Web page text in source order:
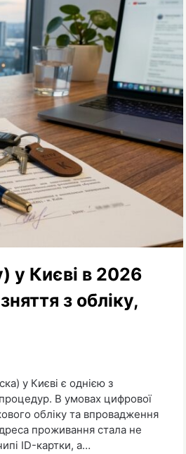
у Києві в 2026
з обліку,
у Києві є однією з
В умовах цифрової
обліку та впровадження
проживання стала не
ID-картки, а…